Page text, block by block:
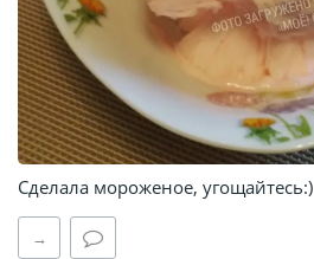
Сделала мороженое, угощайтесь:)
→